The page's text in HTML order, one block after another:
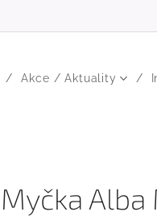
Akce / Aktuality
Myčka Alba